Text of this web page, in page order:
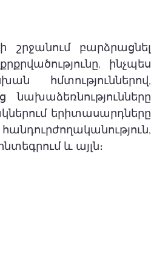
բարձրացնել
ինչպես
հմտություններով,
նախաձեռնությունները
երիտասարդները
և այլն։